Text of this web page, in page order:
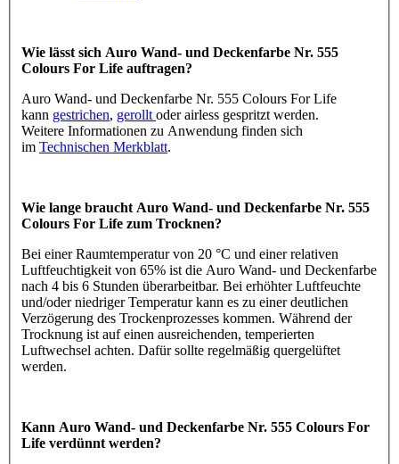
Wie lässt sich Auro Wand- und Deckenfarbe Nr. 555
Colours For Life auftragen?
Auro Wand- und Deckenfarbe Nr. 555 Colours For Life
kann gestrichen, gerollt oder airless gespritzt werden.
Weitere Informationen zu Anwendung finden sich
im Technischen Merkblatt.
Wie lange braucht Auro Wand- und Deckenfarbe Nr. 555
Colours For Life zum Trocknen?
Bei einer Raumtemperatur von 20 °C und einer relativen
Luftfeuchtigkeit von 65% ist die Auro Wand- und Deckenfarbe
nach 4 bis 6 Stunden überarbeitbar. Bei erhöhter Luftfeuchte
und/oder niedriger Temperatur kann es zu einer deutlichen
Verzögerung des Trockenprozesses kommen. Während der
Trocknung ist auf einen ausreichenden, temperierten
Luftwechsel achten. Dafür sollte regelmäßig quergelüftet
werden.
Kann Auro Wand- und Deckenfarbe Nr. 555 Colours For
Life verdünnt werden?